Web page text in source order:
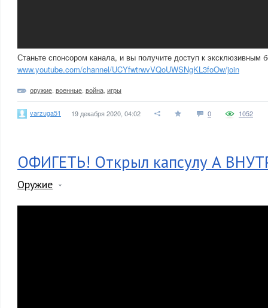
Станьте спонсором канала, и вы получите доступ к эксклюзивным
www.youtube.com/channel/UCYfwtrwvVQoUWSNgKL3foOw/join
оружие военные война игры
varzuga51 19 декабря 2020, 04:02 0 1052
ОФИГЕТЬ! Открыл капсулу А
Оружие